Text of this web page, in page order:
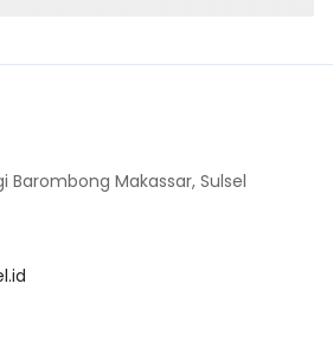
Barombong Makassar, Sulsel